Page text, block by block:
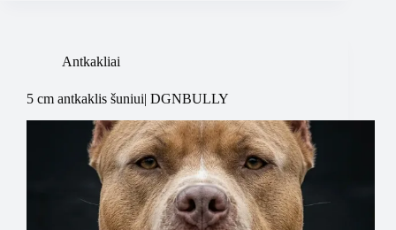
Antkakliai
5 cm antkaklis šuniui| DGNBULLY